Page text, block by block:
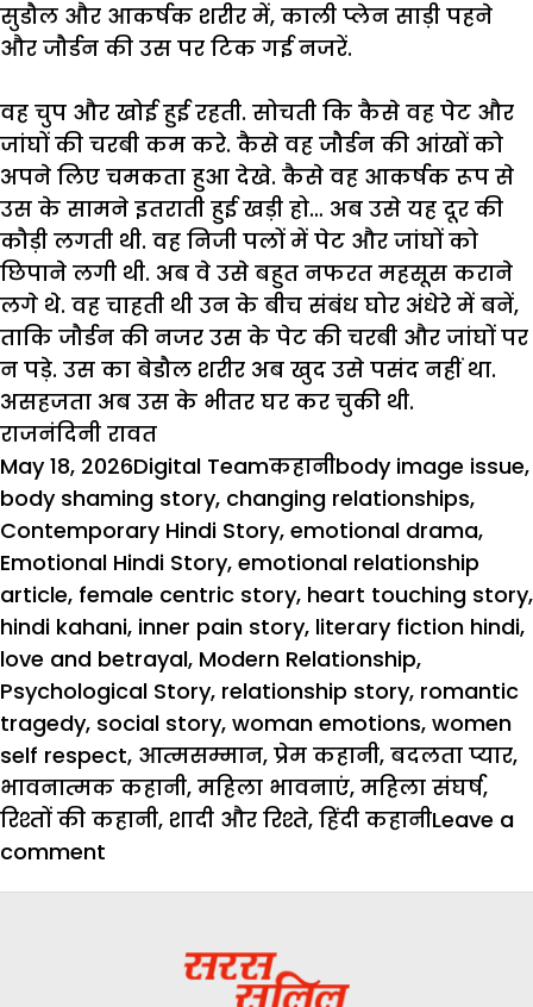
सुडौल और आकर्षक शरीर में, काली प्लेन साड़ी पहने
और जौर्डन की उस पर टिक गई नजरें.
वह चुप और खोई हुई रहती. सोचती कि कैसे वह पेट और
जांघों की चरबी कम करे. कैसे वह जौर्डन की आंखों को
अपने लिए चमकता हुआ देखे. कैसे वह आकर्षक रूप से
उस के सामने इतराती हुई खड़ी हो… अब उसे यह दूर की
कौड़ी लगती थी. वह निजी पलों में पेट और जांघों को
छिपाने लगी थी. अब वे उसे बहुत नफरत महसूस कराने
लगे थे. वह चाहती थी उन के बीच संबंध घोर अंधेरे में बनें,
ताकि जौर्डन की नजर उस के पेट की चरबी और जांघों पर
न पड़े. उस का बेडौल शरीर अब खुद उसे पसंद नहीं था.
असहजता अब उस के भीतर घर कर चुकी थी.
राजनंदिनी रावत
Posted
on
May 18, 2026Author
Digital TeamCategories
कहानीTags
body image issue,
body shaming story, changing relationships,
Contemporary Hindi Story, emotional drama,
Emotional Hindi Story, emotional relationship
article, female centric story, heart touching story,
hindi kahani, inner pain story, literary fiction hindi,
love and betrayal, Modern Relationship,
Psychological Story, relationship story, romantic
tragedy, social story, woman emotions, women
self respect, आत्मसम्मान, प्रेम कहानी, बदलता प्यार,
भावनात्मक कहानी, महिला भावनाएं, महिला संघर्ष,
रिश्तों की कहानी, शादी और रिश्ते, हिंदी कहानीLeave a
comment